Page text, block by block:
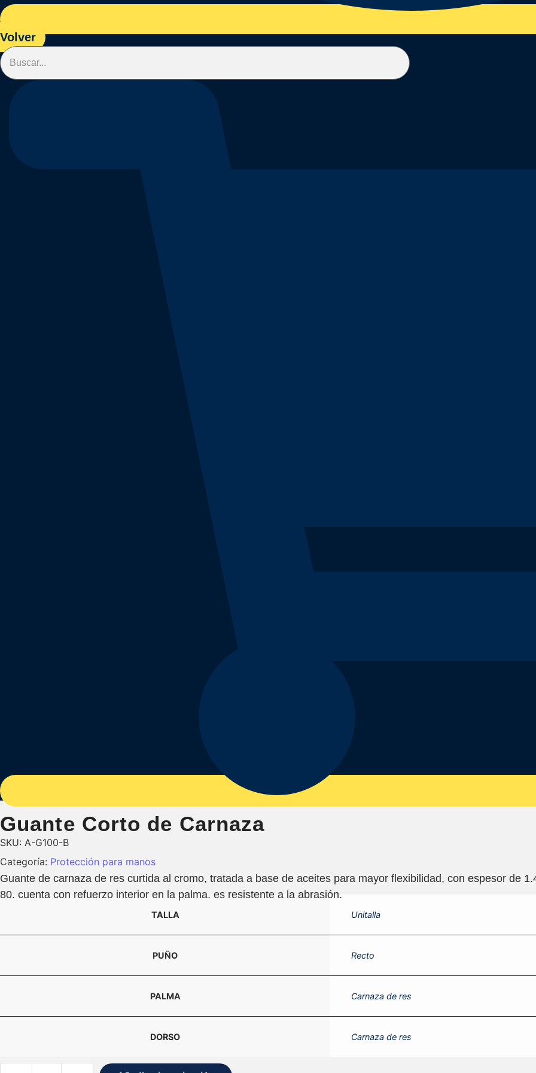
Volver
Guante Corto de Carnaza
SKU: A-G100-B
Categoría: Protección para manos
Guante de carnaza de res curtida al cromo, tratada a base de aceites para mayor flexibilidad, con espesor de
80. cuenta con refuerzo interior en la palma. es resistente a la abrasión.
TALLA Unitalla
PUÑO Recto
PALMA Carnaza de res
DORSO Carnaza de res